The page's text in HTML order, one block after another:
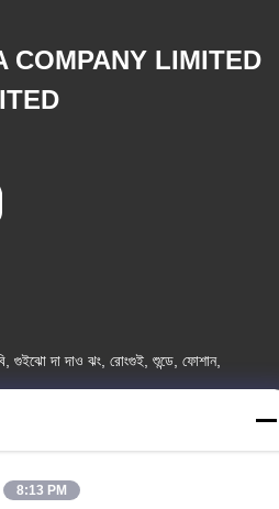
COMPANY LIMITED
গুইঝো দা দাও ঝং, রোংগুই, শুন্ডে, ফোশান,
8:13 PM